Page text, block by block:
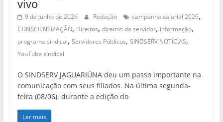
vivo
9 de junho de 2026 Redação campanha salarial 2026,
CONSCIENTIZAÇÃO, Direitos, direitos do servidor, informação,
programa sindical, Servidores Públicos, SINDSERV NOTÍCIAS,
YouTube sindical
O SINDSERV JAGUARIÚNA deu um passo importante na
comunicação com seus filiados. Na última segunda-
feira (08/06), durante a edição do
Ler mais